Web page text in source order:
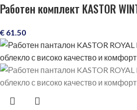
Работен комплект KASTOR
€ 61.50